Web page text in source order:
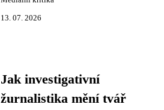
13. 07. 2026
Jak investigativní
žurnalistika mění tvář